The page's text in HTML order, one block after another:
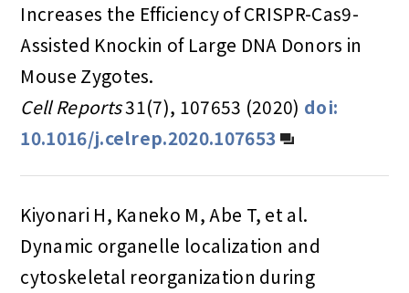
Increases the Efficiency of CRISPR-Cas9-
Assisted Knockin of Large DNA Donors in
Mouse Zygotes.
Cell Reports31(7), 107653 (2020) doi:
10.1016/j.celrep.2020.107653
Kiyonari H, Kaneko M, Abe T, et al.
Dynamic organelle localization and
cytoskeletal reorganization during